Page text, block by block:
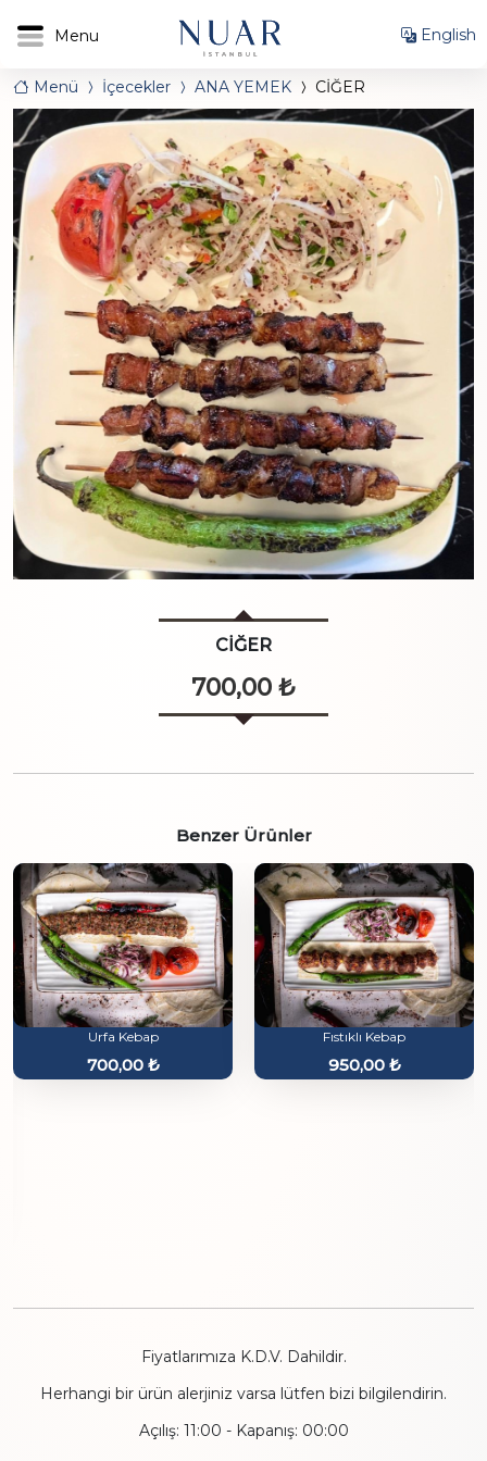
English
Menü İçecekler ANA YEMEK CİĞER
CİĞER
700,00 ₺
Benzer Ürünler
Urfa Kebap
700,00 ₺
Fıstıklı Kebap
950,00 ₺
Fiyatlarımıza K.D.V. Dahildir.
Herhangi bir ürün alerjiniz varsa lütfen bizi bilgilendirin.
Açılış: 11:00 - Kapanış: 00:00